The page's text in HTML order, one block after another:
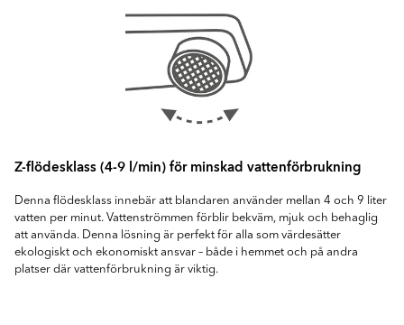
Z-flödesklass (4-9 l/min) för minskad vattenförbrukning
Denna flödesklass innebär att blandaren använder mellan 4 och 9 liter
vatten per minut. Vattenströmmen förblir bekväm, mjuk och behaglig
att använda. Denna lösning är perfekt för alla som värdesätter
ekologiskt och ekonomiskt ansvar – både i hemmet och på andra
platser där vattenförbrukning är viktig.